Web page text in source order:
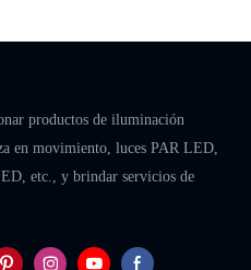
productos de iluminación
en movimiento, luces PAR LED,
etc., y brindar servicios de